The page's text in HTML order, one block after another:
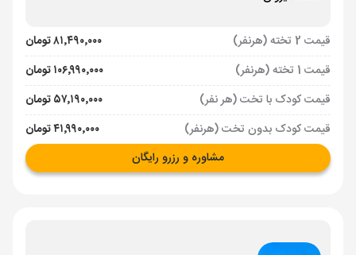
قیمت 2 تخته (هرنفر)
۸۱٬۴۹۰٬۰۰۰ تومان
قیمت 1 تخته (هرنفر)
۱۰۶٬۹۹۰٬۰۰۰ تومان
قیمت کودک با تخت (هر نفر)
۵۷٬۱۹۰٬۰۰۰ تومان
قیمت کودک بدون تخت (هرنفر)
۴۱٬۹۹۰٬۰۰۰ تومان
مشاوره و رزرو رایگان